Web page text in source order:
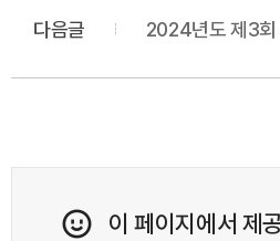
다음글 2024년도 제3회
이 페이지에서 제